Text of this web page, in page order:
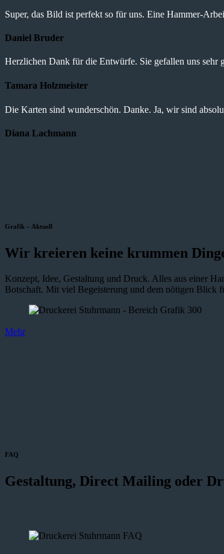
Super, das Bild ist perfekt so für uns. Eine Hammer-
Daniel Bruder
Herzlichen Dank für die Entwürfe. Sie gefallen uns sehr
Tamara Holzmeister
Die Karten sind wunderschön. Danke. Ja, wir sind
Diana Lachmann
Grafik – Aktuell
Wir kreieren keine krummen
Konzept, Idee, Gestaltung und Druck. Alles aus einer
Botschaft. Mit viel Begeisterung und dem nötigen Blick
Mehr
FAQ
Gestaltung, Direct Mailing oder